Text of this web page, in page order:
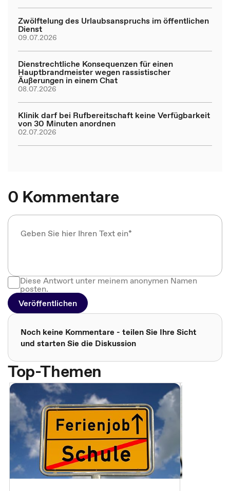
Zwölftelung des Urlaubsanspruchs im öffentlichen
Dienst
09.07.2026
Dienstrechtliche Konsequenzen für einen
Hauptbrandmeister wegen rassistischer
Äußerungen in einem Chat
08.07.2026
Klinik darf bei Rufbereitschaft keine Verfügbarkeit
von 30 Minuten anordnen
02.07.2026
0 Kommentare
Diese Antwort unter meinem anonymen Namen
posten.
Veröffentlichen
Noch keine Kommentare - teilen Sie Ihre Sicht
und starten Sie die Diskussion
Top-Themen